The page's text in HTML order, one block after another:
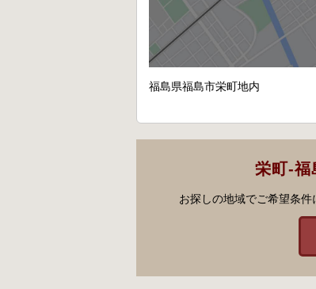
福島県福島市栄町地内
栄町-福
お探しの地域でご希望条